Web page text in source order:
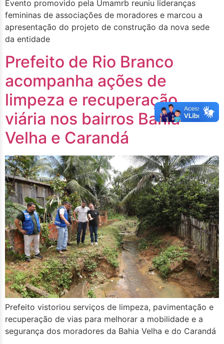
Evento promovido pela Umamrb reuniu lideranças
femininas de associações de moradores e marcou a
apresentação do projeto de construção da nova sede
da entidade
Prefeito de Rio Branco
acompanha ações de
limpeza e recuperação
viária nos bairros Bahia
Velha e Carandá
Prefeito vistoriou serviços de limpeza, pavimentação e
recuperação de vias para melhorar a mobilidade e a
segurança dos moradores da Bahia Velha e do Carandá